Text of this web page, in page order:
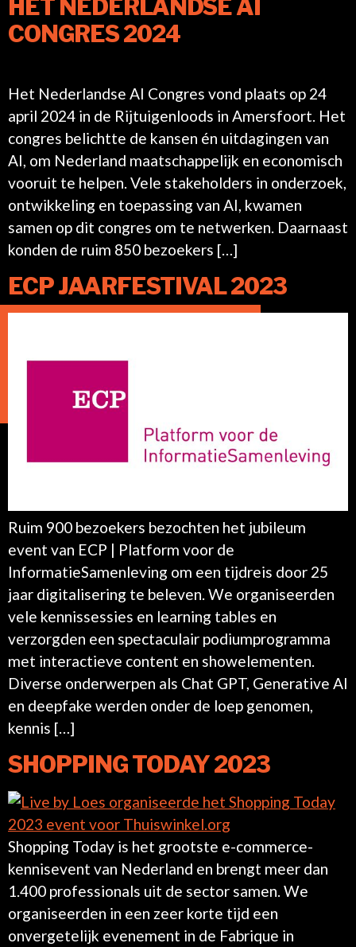
HET NEDERLANDSE AI
CONGRES 2024
Het Nederlandse AI Congres vond plaats op 24
april 2024 in de Rijtuigenloods in Amersfoort. Het
congres belichtte de kansen én uitdagingen van
AI, om Nederland maatschappelijk en economisch
vooruit te helpen. Vele stakeholders in onderzoek,
ontwikkeling en toepassing van AI, kwamen
samen op dit congres om te netwerken. Daarnaast
konden de ruim 850 bezoekers […]
ECP JAARFESTIVAL 2023
Ruim 900 bezoekers bezochten het jubileum
event van ECP | Platform voor de
InformatieSamenleving om een tijdreis door 25
jaar digitalisering te beleven. We organiseerden
vele kennissessies en learning tables en
verzorgden een spectaculair podiumprogramma
met interactieve content en showelementen.
Diverse onderwerpen als Chat GPT, Generative AI
en deepfake werden onder de loep genomen,
kennis […]
SHOPPING TODAY 2023
Shopping Today is het grootste e-commerce-
kennisevent van Nederland en brengt meer dan
1.400 professionals uit de sector samen. We
organiseerden in een zeer korte tijd een
onvergetelijk evenement in de Fabrique in